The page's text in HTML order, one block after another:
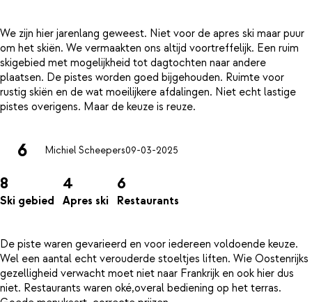
We zijn hier jarenlang geweest. Niet voor de apres ski maar puur
om het skiën. We vermaakten ons altijd voortreffelijk. Een ruim
skigebied met mogelijkheid tot dagtochten naar andere
plaatsen. De pistes worden goed bijgehouden. Ruimte voor
rustig skiën en de wat moeilijkere afdalingen. Niet echt lastige
6 Michiel Scheepers09-03-2025
8
Ski gebied
4
Apres ski
6
Restaurants
De piste waren gevarieerd en voor iedereen voldoende keuze.
Wel een aantal echt verouderde stoeltjes liften. Wie Oostenrijks
gezelligheid verwacht moet niet naar Frankrijk en ook hier dus
niet. Restaurants waren oké,overal bediening op het terras.